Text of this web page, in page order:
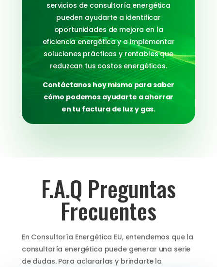
servicios de consultoría energética
pueden ayudarte a identificar
oportunidades de mejora en la
eficiencia energética y a implementar
soluciones prácticas y rentables que
reduzcan tus costos energéticos.
Contáctanos hoy mismo para saber
cómo podemos ayudarte a ahorrar
en tu factura de luz y gas.
F.A.Q Preguntas
Frecuentes
En Consultoría Energética EU, entendemos que la
consultoría energética puede generar una serie
de dudas. Para aclararlas y brindarte la